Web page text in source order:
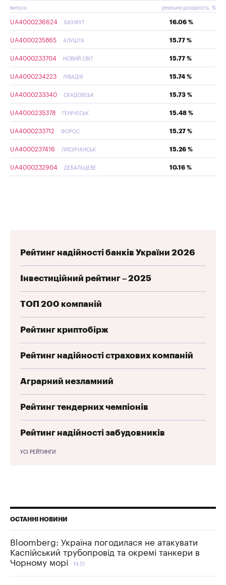
випуск реальна дохідність, %
UA4000236624 БАХМУТ 16.06 %
UA4000235865 АЛУШТА 15.77 %
UA4000233704 НОВИЙ СВІТ 15.77 %
UA4000234223 ЛІВАДІЯ 15.74 %
UA4000233340 СКАДОВСЬК 15.73 %
UA4000235378 ГЕНІЧЕСЬК 15.48 %
UA4000233712 ФОРОС 15.27 %
UA4000237416 ЛИСИЧАНСЬК 15.26 %
UA4000232904 ДЕБАЛЬЦЕВЕ 10.16 %
Рейтинг надійності банків України 2026
Інвестиційний рейтинг – 2025
ТОП 200 компаній
Рейтинг криптобірж
Рейтинг надійності страхових компаній
Аграрний незламний
Рейтинг тендерних чемпіонів
Рейтинг надійності забудовників
УСІ РЕЙТИНГИ
ОСТАННІ НОВИНИ
Bloomberg: Україна погодилася не атакувати
Каспійський трубопровід та окремі танкери в
Чорному морі
14:51